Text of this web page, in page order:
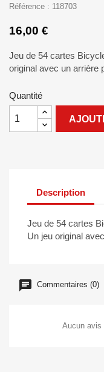
Référence : 118703
16,00 €
Jeu de 54 cartes
original avec un arrière
Quantité
Description
Jeu de 54 cartes
Un jeu original
Commentaires (0)
Aucun avis